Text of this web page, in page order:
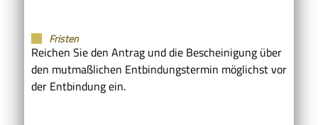
Fristen
Reichen Sie den Antrag und die Bescheinigung über
den mutmaßlichen Entbindungstermin möglichst vor
der Entbindung ein.